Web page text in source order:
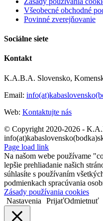
Všeobecné obchodné
Povinné zverejňovanie
Sociálne siete
Kontakt
K.A.B.A. Slovensko,
Email:
Web: Kontaktujte nás
© Copyright 2020-2026 -
Page load link
Na našom webe používame
lepšie prehliadanie našich
súhlasíte s používaním
podmienkach spracúvania
Zásady používania cookies
Nastavenia
PrijaťOdmietnuť